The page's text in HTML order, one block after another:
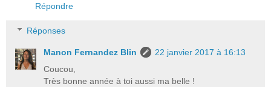
Répondre
Réponses
Manon Fernandez Blin
22 janvier 2017 à 16:13
Coucou,
Très bonne année à toi aussi ma belle !